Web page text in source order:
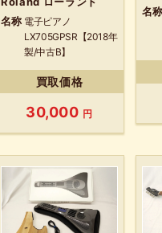
名称 電子ピアノ
LX705GPSR【2018年
製/中古B】
買取価格
30,000 円
名称